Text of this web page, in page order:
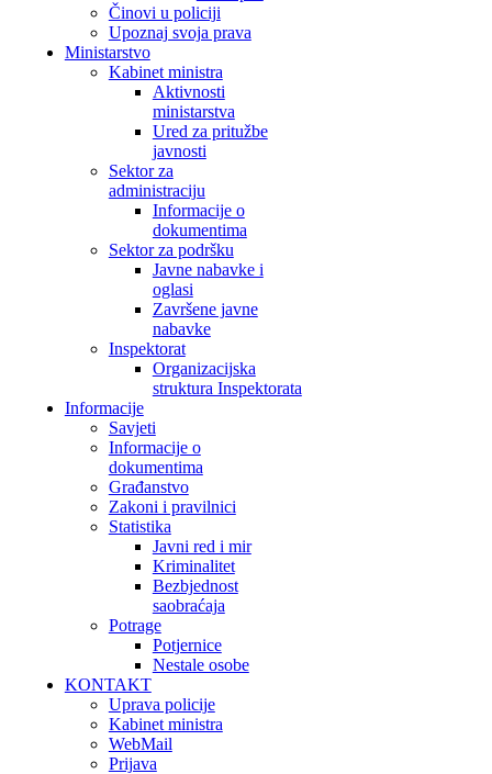
Činovi u policiji
Upoznaj svoja prava
Ministarstvo
Kabinet ministra
Aktivnosti
ministarstva
Ured za pritužbe
javnosti
Sektor za
administraciju
Informacije o
dokumentima
Sektor za podršku
Javne nabavke i
oglasi
Završene javne
nabavke
Inspektorat
Organizacijska
struktura Inspektorata
Informacije
Savjeti
Informacije o
dokumentima
Građanstvo
Zakoni i pravilnici
Statistika
Javni red i mir
Kriminalitet
Bezbjednost
saobraćaja
Potrage
Potjernice
Nestale osobe
KONTAKT
Uprava policije
Kabinet ministra
WebMail
Prijava